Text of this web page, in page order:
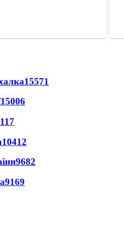
15571
15006
10412
9682
9169